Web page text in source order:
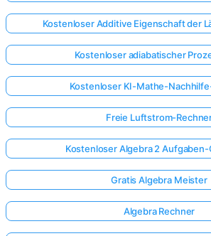
Kostenloser Additive Eigenschaft der
Kostenloser adiabatischer
Kostenloser KI-Mathe-
Freie Luftstrom-
Kostenloser Algebra 2
Gratis Algebra Meister
Algebra Rechner